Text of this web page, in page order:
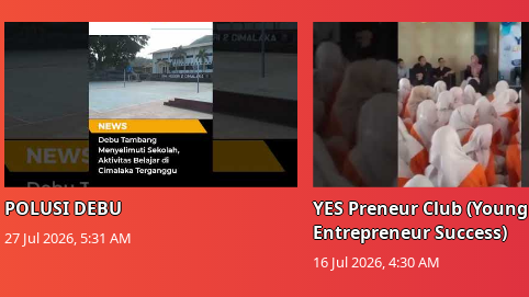
POLUSI DEBU
27 Jul 2026, 5:31 AM
YES Preneur Club (Young
Entrepreneur Success)
16 Jul 2026, 4:30 AM